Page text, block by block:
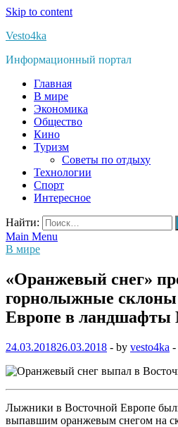
Skip to content
Vesto4ka
Информационный портал
Главная
В мире
Экономика
Общество
Кино
Туризм
Советы по отдыху
Технологии
Спорт
Интересное
Найти:
Main Menu
В мире
«Оранжевый снег»
горнолыжные склоны
Европе в ландшафты
24.03.201826.03.2018 - by vesto4ka -
Лыжники в Восточной Европе
выпавшим оранжевым снегом на